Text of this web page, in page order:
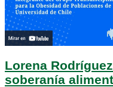
Lorena
soberanía